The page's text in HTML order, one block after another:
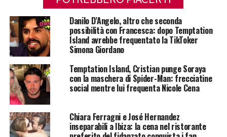
Danilo D’Angelo, altro che seconda
possibilità con Francesca: dopo Temptation
Island avrebbe frequentato la TikToker
Simona Giordano
Temptation Island, Cristian punge Soraya
con la maschera di Spider-Man: frecciatine
social mentre lui frequenta Nicole Cena
Chiara Ferragni e José Hernandez
inseparabili a Ibiza: la cena nel ristorante